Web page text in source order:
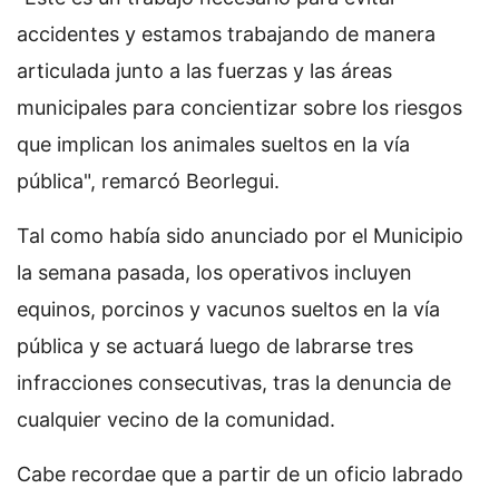
accidentes y estamos trabajando de manera
articulada junto a las fuerzas y las áreas
municipales para concientizar sobre los riesgos
que implican los animales sueltos en la vía
pública", remarcó Beorlegui.
Tal como había sido anunciado por el Municipio
la semana pasada, los operativos incluyen
equinos, porcinos y vacunos sueltos en la vía
pública y se actuará luego de labrarse tres
infracciones consecutivas, tras la denuncia de
cualquier vecino de la comunidad.
Cabe recordae que a partir de un oficio labrado